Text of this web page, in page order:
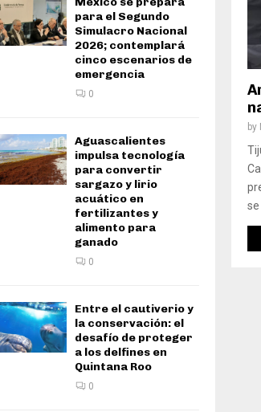
by
para el Segundo
Simulacro Nacional
2026; contemplará
cinco escenarios de
emergencia
0
Aguascalientes
impulsa tecnología
para convertir
sargazo y lirio
acuático en
fertilizantes y
alimento para
ganado
0
Entre el cautiverio y
la conservación: el
desafío de proteger
a los delfines en
Quintana Roo
0